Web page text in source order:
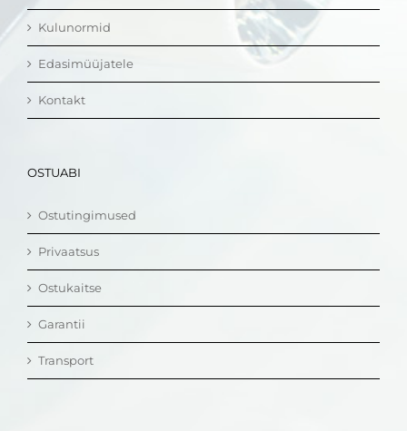
Kulunormid
Edasimüüjatele
Kontakt
OSTUABI
Ostutingimused
Privaatsus
Ostukaitse
Garantii
Transport